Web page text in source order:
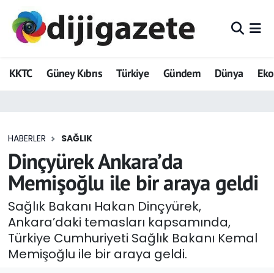
KKTC Güney Kıbrıs Türkiye Gündem Dünya
HABERLER SAĞLIK
Dinçyürek Ankara’da
Memişoğlu ile bir araya geldi
Sağlık Bakanı Hakan Dinçyürek,
Ankara’daki temasları kapsamında,
Türkiye Cumhuriyeti Sağlık Bakanı Kemal
Memişoğlu ile bir araya geldi.
ADVERTORIAL
Dijigazete
Eğitim
Ekonomi
Foto Galeri
GEZİ
Güncel
Hava Durumu
Trafik Durumu
Tüm Manşetler
Son Dakika Haberleri
Haber Arşivi